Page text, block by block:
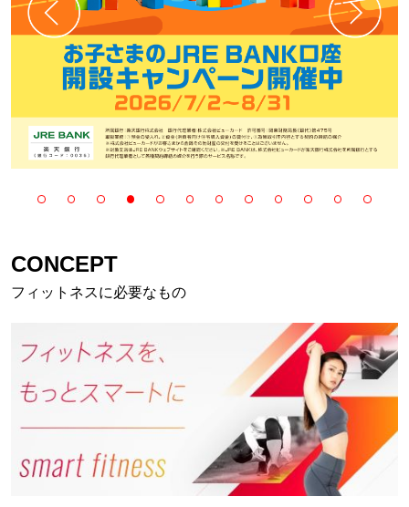
CONCEPT
フィットネスに必要なもの